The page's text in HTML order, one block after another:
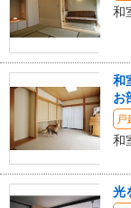
和
和
お
戸
和
光